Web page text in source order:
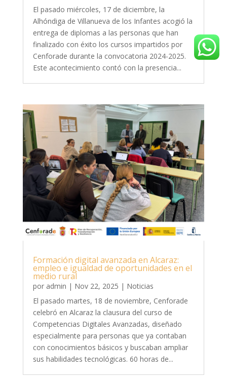
El pasado miércoles, 17 de diciembre, la
Alhóndiga de Villanueva de los Infantes acogió la
entrega de diplomas a las personas que han
finalizado con éxito los cursos impartidos por
Cenforade durante la convocatoria 2024-2025.
Este acontecimiento contó con la presencia...
Formación digital avanzada en Alcaraz:
empleo e igualdad de oportunidades en el
medio rural
por admin | Nov 22, 2025 | Noticias
El pasado martes, 18 de noviembre, Cenforade
celebró en Alcaraz la clausura del curso de
Competencias Digitales Avanzadas, diseñado
especialmente para personas que ya contaban
con conocimientos básicos y buscaban ampliar
sus habilidades tecnológicas. 60 horas de...